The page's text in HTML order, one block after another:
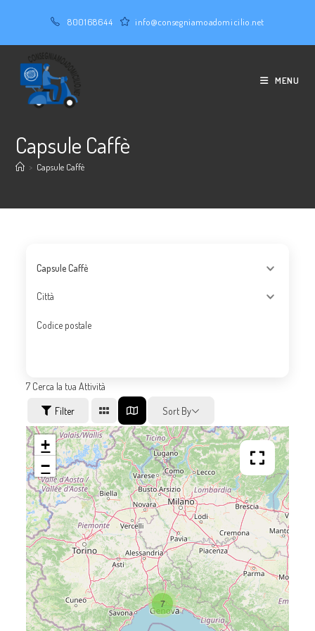
contenuto
800168644 info@consegniamoadomicilio.net
MENU
Capsule Caffè
> Capsule Caffè
Capsule Caffè
Città
Codice postale
7 Cerca la tua Attività
Filter Sort By
7
+
−